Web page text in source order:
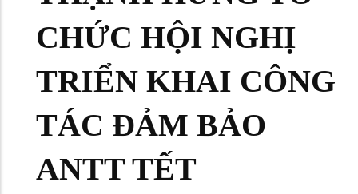
CHỨC HỘI NGHỊ
TRIỂN KHAI CÔNG
TÁC ĐẢM BẢO
ANTT TẾT